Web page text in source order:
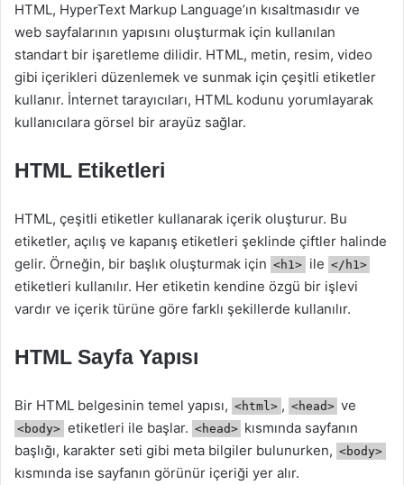
HTML, HyperText Markup Language’ın kısaltmasıdır ve
web sayfalarının yapısını oluşturmak için kullanılan
standart bir işaretleme dilidir. HTML, metin, resim, video
gibi içerikleri düzenlemek ve sunmak için çeşitli etiketler
kullanır. İnternet tarayıcıları, HTML kodunu yorumlayarak
kullanıcılara görsel bir arayüz sağlar.
HTML Etiketleri
HTML, çeşitli etiketler kullanarak içerik oluşturur. Bu
etiketler, açılış ve kapanış etiketleri şeklinde çiftler halinde
gelir. Örneğin, bir başlık oluşturmak için <h1> ile </h1>
etiketleri kullanılır. Her etiketin kendine özgü bir işlevi
vardır ve içerik türüne göre farklı şekillerde kullanılır.
HTML Sayfa Yapısı
Bir HTML belgesinin temel yapısı, <html> , <head> ve
<body> etiketleri ile başlar. <head> kısmında sayfanın
başlığı, karakter seti gibi meta bilgiler bulunurken, <body>
kısmında ise sayfanın görünür içeriği yer alır.